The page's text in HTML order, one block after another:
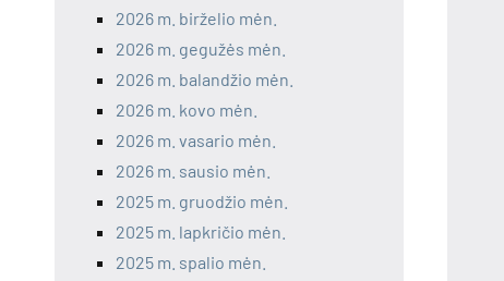
2026 m. birželio mėn.
2026 m. gegužės mėn.
2026 m. balandžio mėn.
2026 m. kovo mėn.
2026 m. vasario mėn.
2026 m. sausio mėn.
2025 m. gruodžio mėn.
2025 m. lapkričio mėn.
2025 m. spalio mėn.